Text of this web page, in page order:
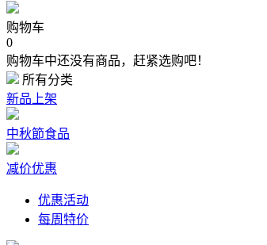
购物车
0
购物车中还没有商品，赶紧选购吧！
所有分类
新品上架
中秋節食品
减价优惠
优惠活动
每周特价